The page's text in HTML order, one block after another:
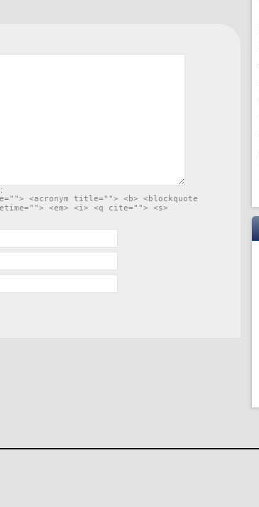
<acronym title=""> <b> <blockquote
<em> <i> <q cite=""> <s>